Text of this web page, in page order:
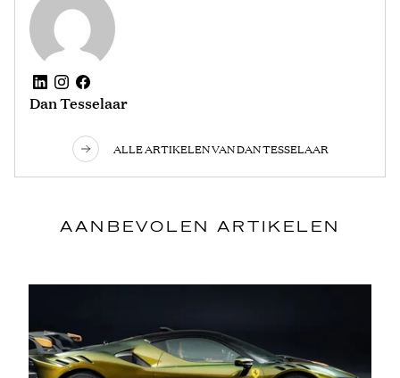
Dan Tesselaar
ALLE ARTIKELEN VAN DAN TESSELAAR
AANBEVOLEN ARTIKELEN